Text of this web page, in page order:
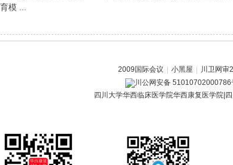
模 ...
2009国际会议 小黑屋 川卫网审
川公网安备 51010702000786
四川大学华西临床医学院华西康复医学院|